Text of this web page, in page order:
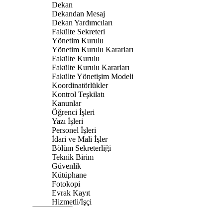
Dekan
Dekandan Mesaj
Dekan Yardımcıları
Fakülte Sekreteri
Yönetim Kurulu
Yönetim Kurulu Kararları
Fakülte Kurulu
Fakülte Kurulu Kararları
Fakülte Yönetişim Modeli
Koordinatörlükler
Kontrol Teşkilatı
Kanunlar
Öğrenci İşleri
Yazı İşleri
Personel İşleri
İdari ve Mali İşler
Bölüm Sekreterliği
Teknik Birim
Güvenlik
Kütüphane
Fotokopi
Evrak Kayıt
Hizmetli/İşçi